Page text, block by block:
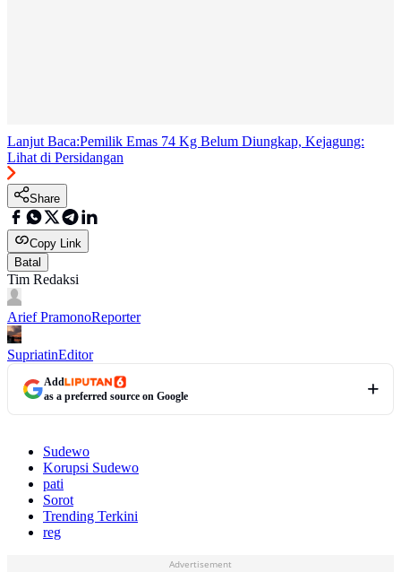
Lanjut Baca:Pemilik Emas 74 Kg Belum Diungkap, Kejagung:
Lihat di Persidangan
Share
Copy Link
Batal
Tim Redaksi
Arief PramonoReporter
SupriatinEditor
Add
as a preferred source on Google
Sudewo
Korupsi Sudewo
pati
Sorot
Trending Terkini
reg
Advertisement